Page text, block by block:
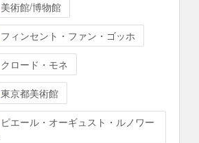
美術館/博物館
フィンセント・ファン・ゴッホ
クロード・モネ
東京都美術館
ピエール・オーギュスト・ルノワー